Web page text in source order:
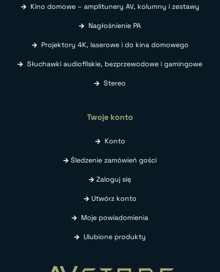
Kino domowe – amplitunery AV, kolumny i zestawy
Nagłośnienie PA
Projektory 4K, laserowe i do kina domowego
Słuchawki audiofilskie, bezprzewodowe i gamingowe
Stereo
Twoje konto
Konto
Śledzenie zamówień gości
Zaloguj się
Utwórz konto
Moje powiadomienia
Ulubione produkty